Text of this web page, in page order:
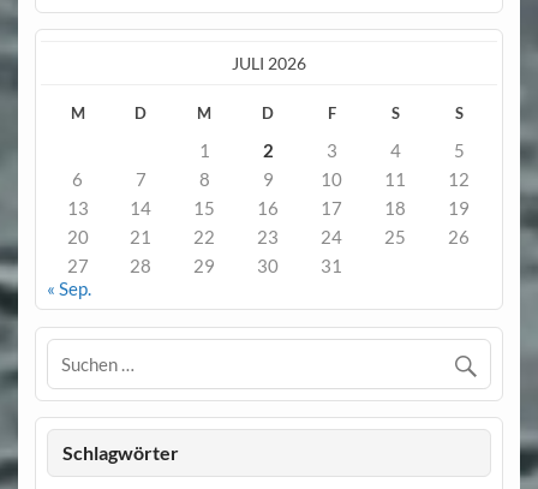
JULI 2026
M D M D F S S
1 2 3 4
5
6
7 8 9 10 11
12
13
14 15 16 17 18
19
20
21 22 23 24 25
26
27
28 29 30
31
« Sep.
Schlagwörter